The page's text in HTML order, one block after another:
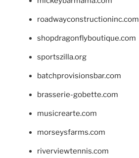
roadwayconstructioninc.com
shopdragonflyboutique.com
sportszilla.org
batchprovisionsbar.com
brasserie-gobette.com
musicrearte.com
morseysfarms.com
riverviewtennis.com